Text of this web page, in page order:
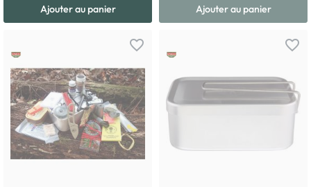
Ajouter au panier Ajouter au panier
favorite_border favorite_border